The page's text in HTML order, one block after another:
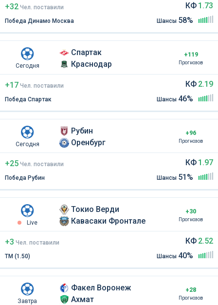
+32 Чел поставили
Победа Динамо Москва
КФ 1.73
Шансы 58%
Сегодня
Спартак
Краснодар
+119
Прогнозов
+17 Чел поставили
Победа Спартак
КФ 2.19
Шансы 46%
Сегодня
Рубин
Оренбург
+96
Прогнозов
+25 Чел поставили
Победа Рубин
КФ 1.97
Шансы 51%
Live
Токио Верди
Кавасаки Фронтале
+30
Прогнозов
+3 Чел поставили
ТМ (1.50)
КФ 2.52
Шансы 40%
Завтра
Факел Воронеж
Ахмат
+28
Прогнозов